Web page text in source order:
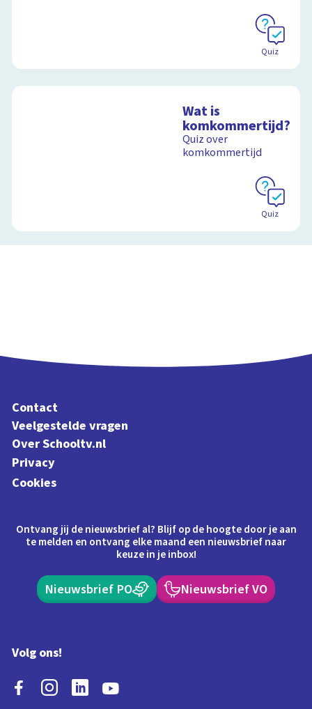
Quiz
Wat is
komkommertijd?
Quiz over
komkommertijd
Quiz
Contact
Veelgestelde vragen
Over Schooltv.nl
Privacy
Cookies
Ontvang jij de nieuwsbrief al? Blijf op de hoogte door je aan
te melden en ontvang elke maand een nieuwsbrief naar
keuze in je inbox!
Nieuwsbrief PO Nieuwsbrief VO
Volg ons!